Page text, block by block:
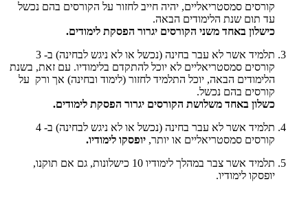
קורסים סמסטריאליים, יהיה חייב לחזור על הקורסים בהם נכשל
עד תום שנת הלימודים הבאה.
כישלון באחד משני הקורסים יגרור הפסקת לימודים.
תלמיד אשר לא עבר בחינה (נכשל או לא ניגש לבחינה) ב- 3
קורסים סמסטריאליים לא יוכל להתקדם בלימודיו. עם זאת, בשנת
הלימודים הבאה, יוכל התלמיד לחזור (לימוד ובחינה) אך ורק על
קורסים בהם נכשל.
כשלון באחד משלושת הקורסים יגרור הפסקת לימודים.
תלמיד אשר לא עבר בחינה (נכשל או לא ניגש לבחינה) ב- 4
קורסים סמסטריאליים או יותר, יופסקו לימודיו.
תלמיד אשר צבר במהלך לימודיו 10 כישלונות, גם אם תוקנו,
יופסקו לימודיו.